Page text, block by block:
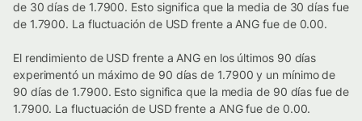
de 30 días de 1.7900. Esto significa que la media de 30 días fue
de 1.7900. La fluctuación de USD frente a ANG fue de 0.00.
El rendimiento de USD frente a ANG en los últimos 90 días
experimentó un máximo de 90 días de 1.7900 y un mínimo de
90 días de 1.7900. Esto significa que la media de 90 días fue de
1.7900. La fluctuación de USD frente a ANG fue de 0.00.